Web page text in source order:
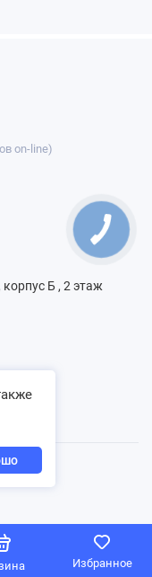
Избранное
on-line)
Б , 2 этаж